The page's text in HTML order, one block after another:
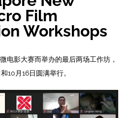
Film
Workshops
电影大赛而举办的最后两场工作坊，
10月16日圆满举行。